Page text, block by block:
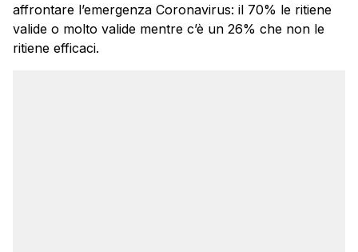
affrontare l’emergenza Coronavirus: il 70% le ritiene
valide o molto valide mentre c’è un 26% che non le
ritiene efficaci.